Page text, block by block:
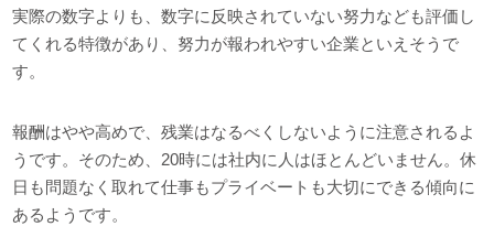
実際の数字よりも、数字に反映されていない努力なども評価し
てくれる特徴があり、努力が報われやすい企業といえそうで
す。
報酬はやや高めで、残業はなるべくしないように注意されるよ
うです。そのため、20時には社内に人はほとんどいません。休
日も問題なく取れて仕事もプライベートも大切にできる傾向に
あるようです。